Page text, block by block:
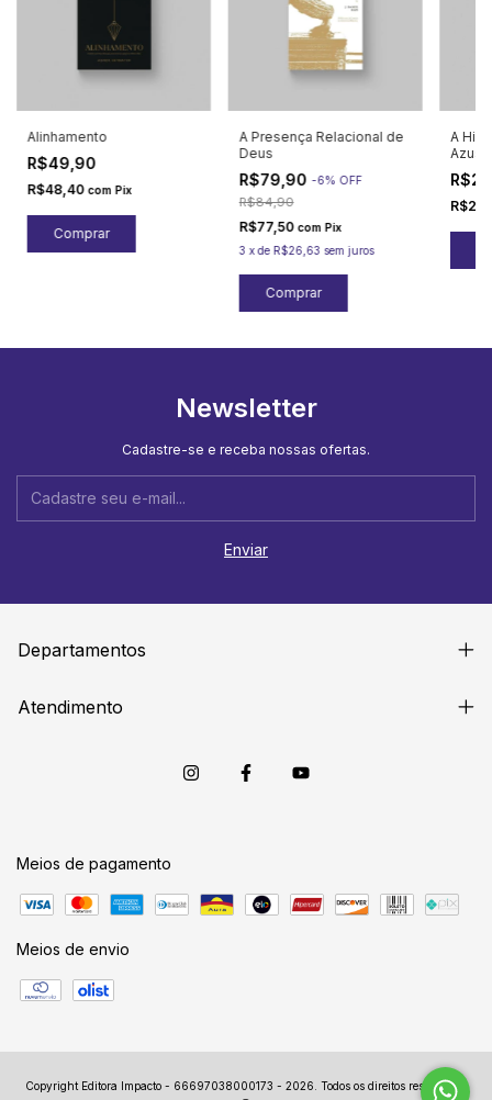
Alinhamento
R$49,90
R$48,40 com Pix
A Presença Relacional de
Deus
R$79,90 -6% OFF
R$84,90
R$77,50 com Pix
3 xde R$26,63 sem juros
A
Azusa
Newsletter
Cadastre-se e receba nossas ofertas.
Departamentos
Atendimento
Meios de pagamento
Meios de envio
Copyright Editora Impacto - 66697038000173 - 2026. Todos os direitos reservados.